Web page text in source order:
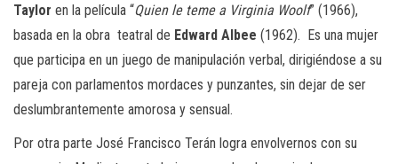
Taylor en la película “Quien le teme a Virginia Woolf” (1966),
basada en la obra teatral de Edward Albee (1962). Es una mujer
que participa en un juego de manipulación verbal, dirigiéndose a su
pareja con parlamentos mordaces y punzantes, sin dejar de ser
deslumbrantemente amorosa y sensual.
Por otra parte José Francisco Terán logra envolvernos con su